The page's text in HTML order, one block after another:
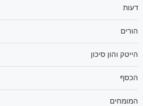
דעות
הורים
הייטק והון סיכון
הכסף
המומחים